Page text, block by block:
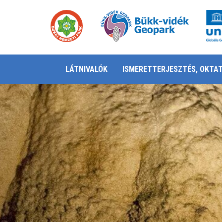
LÁTNIVALÓK ISMERETTERJESZTÉS,